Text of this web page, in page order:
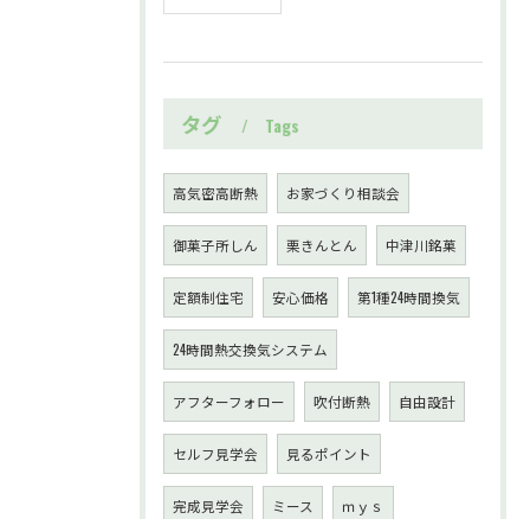
タグ Tags
高気密高断熱 お家づくり相談会
御菓子所しん 栗きんとん 中津川銘菓
定額制住宅 安心価格 第1種24時間換気
24時間熱交換気システム
アフターフォロー 吹付断熱 自由設計
セルフ見学会 見るポイント
完成見学会 ミース ｍｙｓ